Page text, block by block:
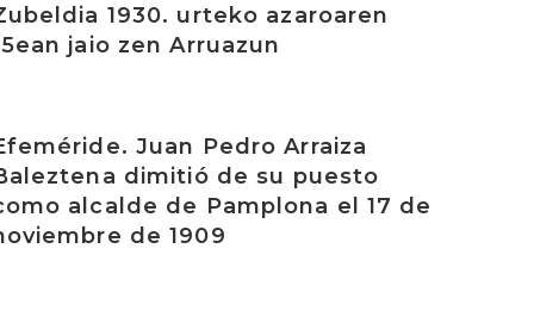
1930. urteko azaroaren
jaio zen Arruazun
Juan Pedro Arraiza
dimitió de su puesto
alcalde de Pamplona el 17 de
de 1909